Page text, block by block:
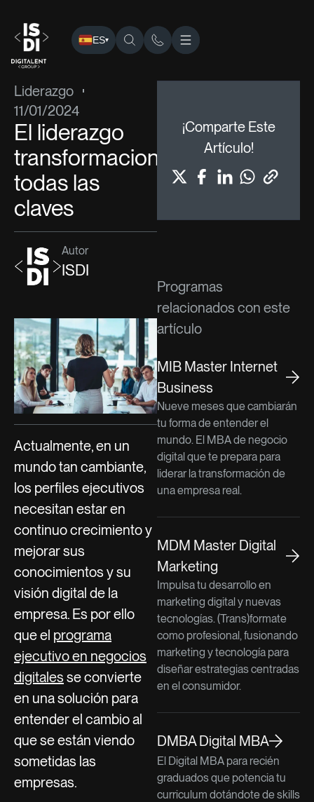
ES▾
ISDI› ›Liderazgo› El liderazgo transformacional:
Liderazgo
11/01/2024
El liderazgo
transformacional:
todas las
claves
Autor
ISDI
Actualmente, en un
mundo tan cambiante,
los perfiles ejecutivos
necesitan estar en
continuo crecimiento y
mejorar sus
conocimientos y su
visión digital de la
empresa. Es por ello
que el programa
ejecutivo en negocios
digitales se convierte
en una solución para
entender el cambio al
que se están viendo
sometidas las
empresas.
¡Comparte Este
Artículo!
Programas
relacionados con este
artículo
MIB Master Internet
Business
Nueve meses que cambiarán
tu forma de entender el
mundo. El MBA de negocio
digital que te prepara para
liderar la transformación de
una empresa real.
MDM Master Digital
Marketing
Impulsa tu desarrollo en
marketing digital y nuevas
tecnologías. (Trans)formate
como profesional, fusionando
marketing y tecnología para
diseñar estrategias centradas
en el consumidor.
DMBA Digital MBA
El Digital MBA para recién
graduados que potencia tu
curriculum dotándote de skills